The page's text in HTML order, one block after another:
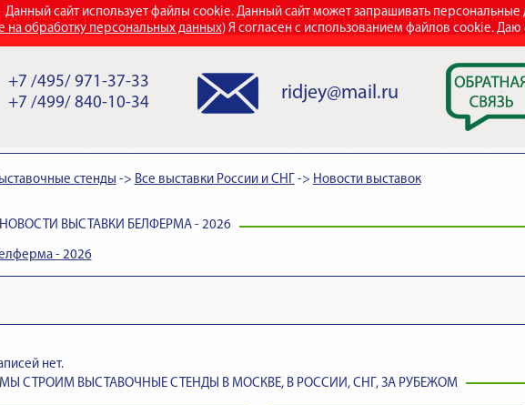
Данный сайт использует файлы cookie. Данный сайт может запрашивать персональные
на обработку персональных данных) Я согласен с использованием файлов cookie.
СТРОИТЕЛЬСТВО ВЫСТАВОЧНЫХ СТЕНДОВ НАШИ НАГРАДЫ КОНТАКТЫ
+7 /495/ 971-37-33
+7 /499/ 840-10-34
ridjey@mail.ru
стенды -> Все выставки России и СНГ -> Новости выставок
НОВОСТИ ВЫСТАВКИ БЕЛФЕРМА - 2026
- 2026
нет.
МЫ СТРОИМ ВЫСТАВОЧНЫЕ СТЕНДЫ В МОСКВЕ, В РОССИИ, СНГ, ЗА РУБЕЖОМ